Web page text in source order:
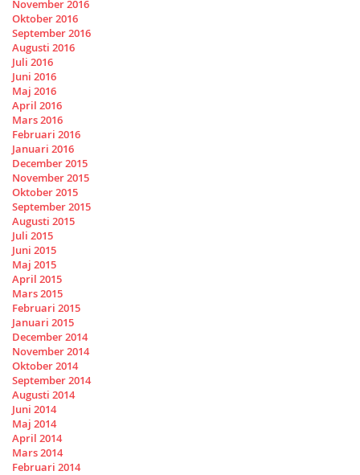
November 2016
Oktober 2016
September 2016
Augusti 2016
Juli 2016
Juni 2016
Maj 2016
April 2016
Mars 2016
Februari 2016
Januari 2016
December 2015
November 2015
Oktober 2015
September 2015
Augusti 2015
Juli 2015
Juni 2015
Maj 2015
April 2015
Mars 2015
Februari 2015
Januari 2015
December 2014
November 2014
Oktober 2014
September 2014
Augusti 2014
Juni 2014
Maj 2014
April 2014
Mars 2014
Februari 2014